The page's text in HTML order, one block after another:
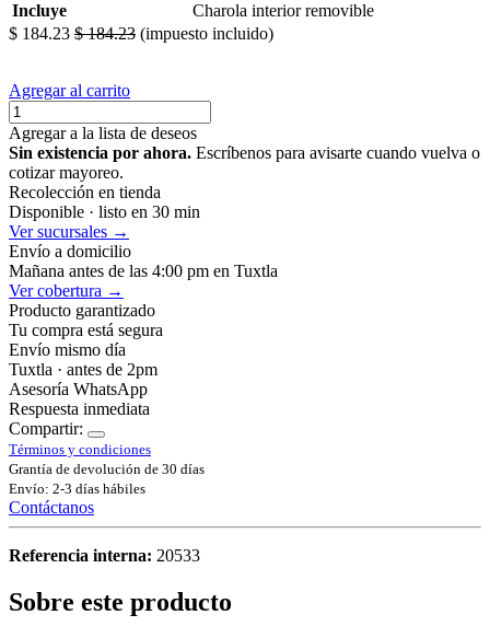
Incluye
Charola interior removible
$ 184.23 $184.23 (impuesto incluido)
Agregar al carrito
Agregar a la lista de deseos
Sin existencia por ahora. Escríbenos para avisarte cuando vuelva o
cotizar mayoreo.
Recolección en tienda
Disponible · listo en 30 min
Ver sucursales →
Envío a domicilio
Mañana antes de las 4:00 pm en Tuxtla
Ver cobertura →
Producto garantizado
Tu compra está segura
Envío mismo día
Tuxtla · antes de 2pm
Asesoría WhatsApp
Respuesta inmediata
Compartir:
Términos y condiciones
Grantía de devolución de 30 días
Envío: 2-3 días hábiles
Contáctanos
Referencia interna: 20533
Sobre este producto